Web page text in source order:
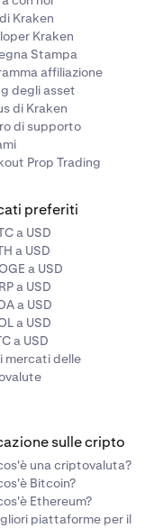
totale
nella tecnologia
la
piattaforma o un
o cade vittima di
ai tuoi fondi.
sfruttati,
fallimento del
Kraken
Kraken
Stampa
affiliazione
degli asset
di Kraken
di supporto
Prop Trading
preferiti
a USD
a USD
a USD
a USD
a USD
a USD
a USD
mercati delle
sulle cripto
una criptovaluta?
Bitcoin?
Ethereum?
piattaforme per il